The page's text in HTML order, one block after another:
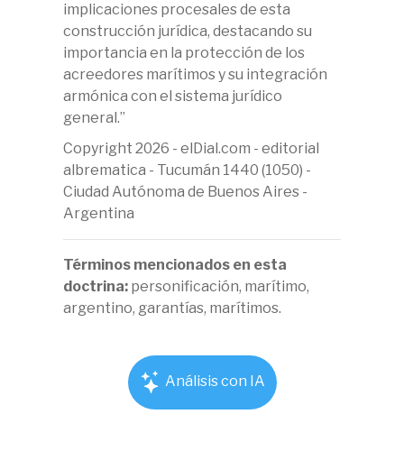
implicaciones procesales de esta
construcción jurídica, destacando su
importancia en la protección de los
acreedores marítimos y su integración
armónica con el sistema jurídico
general.”
Copyright 2026 - elDial.com - editorial
albrematica - Tucumán 1440 (1050) -
Ciudad Autónoma de Buenos Aires -
Argentina
Términos mencionados en esta
doctrina: personificación, marítimo,
argentino, garantías, marítimos.
Análisis con IA